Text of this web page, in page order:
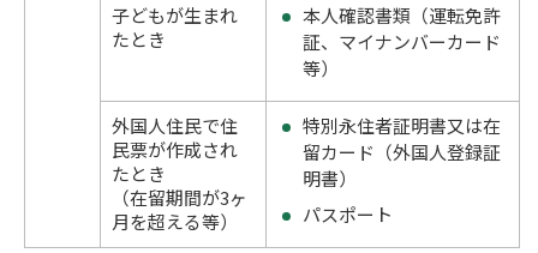
子どもが生まれ
たとき
本人確認書類（運転免許
証、マイナンバーカード
等）
外国人住民で住
民票が作成され
たとき
（在留期間が3ヶ
月を超える等）
特別永住者証明書又は在
留カード（外国人登録証
明書）
パスポート